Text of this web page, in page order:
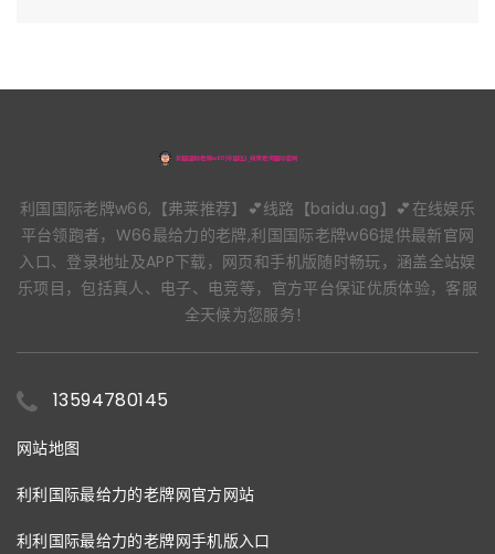
利国国际老牌w66,【弗莱推荐】💕线路【baidu.ag】💕在线娱乐
平台领跑者，W66最给力的老牌,利国国际老牌w66提供最新官网
入口、登录地址及APP下载，网页和手机版随时畅玩，涵盖全站娱
乐项目，包括真人、电子、电竞等，官方平台保证优质体验，客服
全天候为您服务！
13594780145
网站地图
利利国际最给力的老牌网官方网站
利利国际最给力的老牌网手机版入口